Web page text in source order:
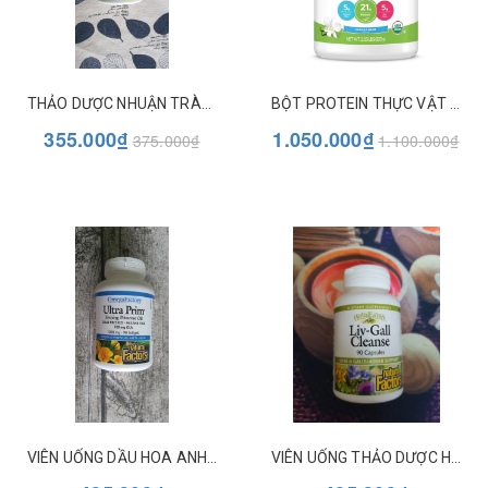
355.000₫ 375.000₫ 1.050.000₫ 1.100.000₫